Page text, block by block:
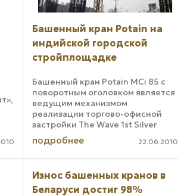
Башенный кран Potain на
индийской городской
стройплощадке
Башенный кран Potain MCi 85 с
поворотным оголовком является
ведущим механизмом
реализации торгово-офисной
застройки The Wave 1st Silver
Tower стоимостью 67
милллионов долларов,
осуществляемой в одном из
нагрузки на данном ...
подробнее 22.06.2010
Износ башенных кранов в
Беларуси достиг 98%